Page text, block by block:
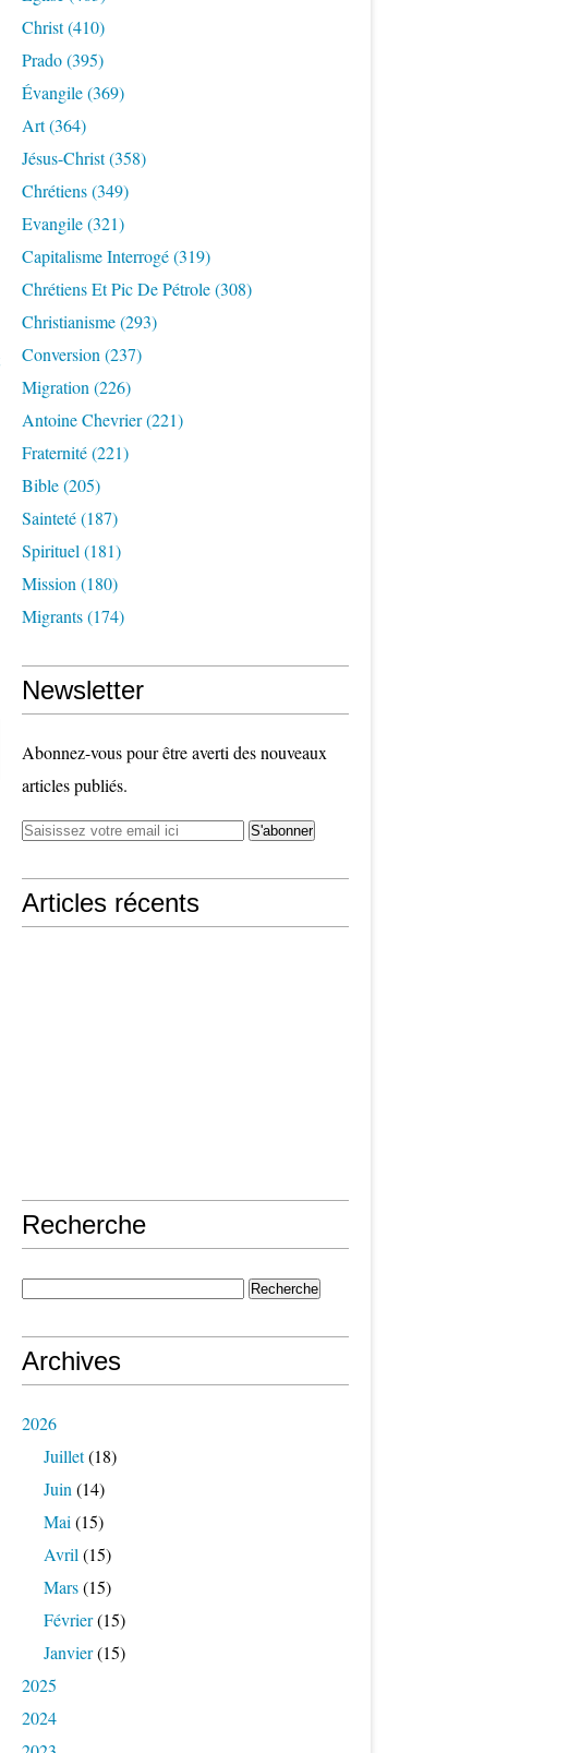
Christ(410)
Prado(395)
Évangile(369)
Art(364)
Jésus-Christ(358)
Chrétiens(349)
Evangile(321)
Capitalisme Interrogé(319)
Chrétiens Et Pic De Pétrole(308)
Christianisme(293)
Conversion (237)
Migration (226)
Antoine Chevrier(221)
Fraternité(221)
Bible(205)
Sainteté(187)
Spirituel (181)
Mission (180)
Migrants(174)
Newsletter
Abonnez-vous pour être averti des nouveaux
articles publiés.
Articles récents
Recherche
Archives
2026
Juillet(18)
Juin (14)
Mai (15)
Avril (15)
Mars(15)
Février(15)
Janvier(15)
2025
2024